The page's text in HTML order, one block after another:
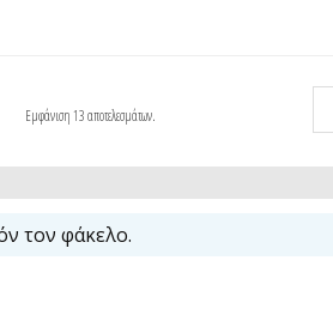
Εμφάνιση 13 αποτελεσμάτων.
τον φάκελο.